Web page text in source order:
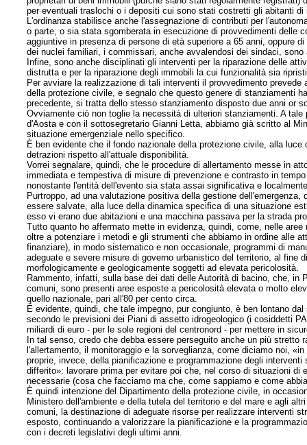
per eventuali traslochi o i depositi cui sono stati costretti gli abitanti di
L'ordinanza stabilisce anche l'assegnazione di contributi per
o parte, o sia stata sgomberata in esecuzione di provvedimenti delle
aggiuntive in presenza di persone di età superiore a 65 anni, oppure
dei nuclei familiari, i commissari, anche avvalendosi dei sindaci,
Infine, sono anche disciplinati gli interventi per la riparazione delle
distrutta e per la riparazione degli immobili la cui funzionalità sia
Per avviare la realizzazione di tali interventi il provvedimento
della protezione civile, e segnalo che questo genere di stanziamenti
precedente, si tratta dello stesso stanziamento disposto due anni or
Ovviamente ciò non toglie la necessità di ulteriori stanziamenti. A
d'Aosta e con il sottosegretario Gianni Letta, abbiamo già scritto al
situazione emergenziale nello specifico.
È ben evidente che il fondo nazionale della protezione civile, alla
detrazioni rispetto all'attuale disponibilità.
Vorrei segnalare, quindi, che le procedure di allertamento messe in
immediata e tempestiva di misure di prevenzione e contrasto in
nonostante l'entità dell'evento sia stata assai significativa e
Purtroppo, ad una valutazione positiva della gestione
essere salvate, alla luce della dinamica specifica di una situazione
esso vi erano due abitazioni e una macchina passava per la strada
Tutto quanto ho affermato mette in evidenza, quindi, come, nelle
oltre a potenziare i metodi e gli strumenti che abbiamo in ordine alle
finanziare), in modo sistematico e non occasionale, programmi di
adeguate e severe misure di governo urbanistico del territorio, al fine
morfologicamente e geologicamente soggetti ad elevata pericolosità.
Rammento, infatti, sulla base dei dati delle Autorità di bacino, che,
comuni, sono presenti aree esposte a pericolosità elevata o molto
quello nazionale, pari all'80 per cento circa.
È evidente, quindi, che tale impegno, pur congiunto, è ben lontano
secondo le previsioni dei Piani di assetto idrogeologico (i cosiddetti
miliardi di euro - per le sole regioni del centronord - per mettere in
In tal senso, credo che debba essere perseguito anche un più
l'allertamento, il monitoraggio e la sorveglianza, come diciamo noi,
proprie, invece, della pianificazione e programmazione degli
differito»: lavorare prima per evitare poi che, nel corso di situazioni
necessarie (cosa che facciamo ma che, come sappiamo e come
È quindi intenzione del Dipartimento della protezione civile, in
Ministero dell'ambiente e della tutela del territorio e del mare e agli
comuni, la destinazione di adeguate risorse per realizzare interventi
esposto, continuando a valorizzare la pianificazione e la
con i decreti legislativi degli ultimi anni.